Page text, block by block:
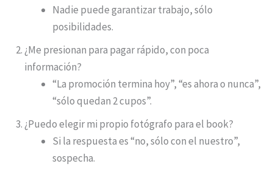
Nadie puede garantizar trabajo, sólo
posibilidades.
¿Me presionan para pagar rápido, con poca
información?
“La promoción termina hoy”, “es ahora o nunca”,
“sólo quedan 2 cupos”.
¿Puedo elegir mi propio fotógrafo para el book?
Si la respuesta es “no, sólo con el nuestro”,
sospecha.